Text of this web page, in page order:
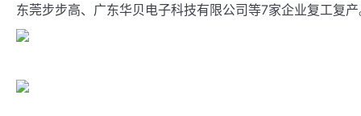
东莞步步高、广东华贝电子科技有限公司等7家企业复工复